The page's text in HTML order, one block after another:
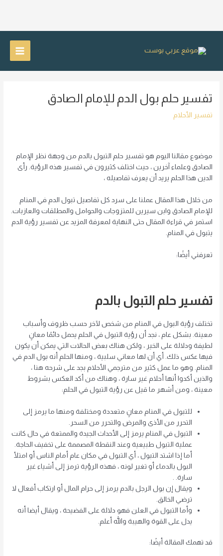
Main
تفسير حلم بول الدم للإمام الصادق
تفسير الأحلام
موضوع مقالنا اليوم هو تفسير حلم التبول بالدم من وجهة نظر الإمام
الصادق وعلماء آخرين ، حيث اختلف كثيرون في تفسير هذه الرؤية. رأى
الدين هذا الحلم يريد أن يعرف تفاصيله ،
من خلال هذا المقال عملنا على سرد كل تفاصيل تبول الدم في المنام
للإمام الصادق وابن سيرين للمتزوجات والحوامل والمطلقات والعازبات.
استمر في قراءة المقال حتى النهاية لمعرفة المزيد عن تفسير رؤية الدم
يتبول في المنام.
تعرفني أيضًا:
تفسير حلم التبول بالدم
تختلف رؤية البول في المنام من شخص لآخر حسب ظروف وأسباب
معينة. بشكل عام ، نجد أن رؤية التبول في الحلم يحمل دائمًا معانٍ
لطيفة ودلالة على الخير ، ولكن هناك بعض الحالات التي يمكن أن يكون
فيها عكس ذلك. أي أن لها معاني سلبية ، ومنها الحلم أنه بول الدم في
المنام. وهو ما عمل كثير من مترجمي الأحلام بجد على شرحه هنا ،
والذين أكدوا أنها أحلام غير سارة ، وهناك من أكد العكس بشروط
معينة ، ومن أشهر ما قيل عن رؤية التبول في الحلم:
للتبول في المنام معانٍ متعددة ومختلفة ومنها ما يرمز إلى
التحرر من الأذى والمرض والتحرر من السحر.
التبول في المنام يرمز إلى الأحداث الجيدة والممتعة في حال كانت
عملية التبول طبيعية وعند النقطة المصممة على تخفيف الحاجة.
أما إذا اشتد التبول ، أي التبول في مكان عام أمام الناس أو امتلأ
البول بالدماء أو تغير لونه ، فهذه الرؤية ترمز إلى أشياء غير
سارة. .
ويقال إن بول الرجل بالدم يرمز إلى حرام المال أو ارتكاب أفعال لا
ترضي الخالق.
وأما التبول في العلن فهو دلالة على الفضيحة ، ويقال أيضا أنه
يدل على القوة والهيبة والله أعلم.
قد تهمك المقالة أيضًا: